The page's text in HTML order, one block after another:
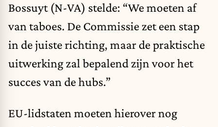
Bossuyt (N-VA) stelde: “We moeten af
van taboes. De Commissie zet een stap
in de juiste richting, maar de praktische
uitwerking zal bepalend zijn voor het
succes van de hubs.”
EU-lidstaten moeten hierover nog